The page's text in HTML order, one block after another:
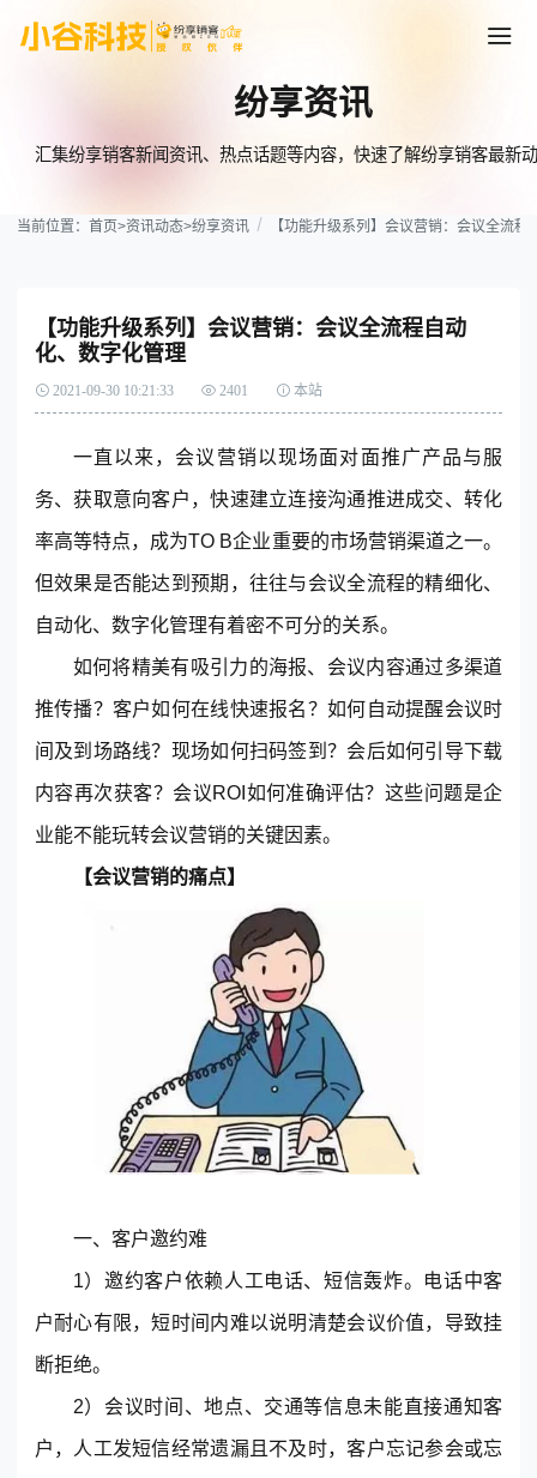
18929299059
(每天：8:00 — 22:00 全年无休)
© 2013-2023 scrm.com All Rights Reserved
纷享资讯
汇集纷享销客新闻资讯、热点话题等内容，快速了解纷享销客最新
当前位置：首页>资讯动态>纷享资讯 【功能升级系列】会议营销：会议全流程
【功能升级系列】会议营销：会议全流程自动
化、数字化管理
2021-09-30 10:21:33 2401 本站
一直以来，会议营销以现场面对面推广产品与服
务、获取意向客户，快速建立连接沟通推进成交、转化
率高等特点，成为TO B企业重要的市场营销渠道之一。
但效果是否能达到预期，往往与会议全流程的精细化、
自动化、数字化管理有着密不可分的关系。
如何将精美有吸引力的海报、会议内容通过多渠道
推传播？客户如何在线快速报名？如何自动提醒会议时
间及到场路线？现场如何扫码签到？会后如何引导下载
内容再次获客？会议ROI如何准确评估？这些问题是企
业能不能玩转会议营销的关键因素。
【会议营销的痛点】
一、客户邀约难
1）邀约客户依赖人工电话、短信轰炸。电话中客
户耐心有限，短时间内难以说明清楚会议价值，导致挂
断拒绝。
2）会议时间、地点、交通等信息未能直接通知客
户，人工发短信经常遗漏且不及时，客户忘记参会或忘